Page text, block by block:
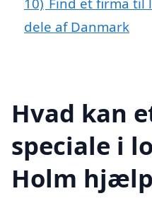
dele af Danmark
Hvad kan
speciale i
Holm